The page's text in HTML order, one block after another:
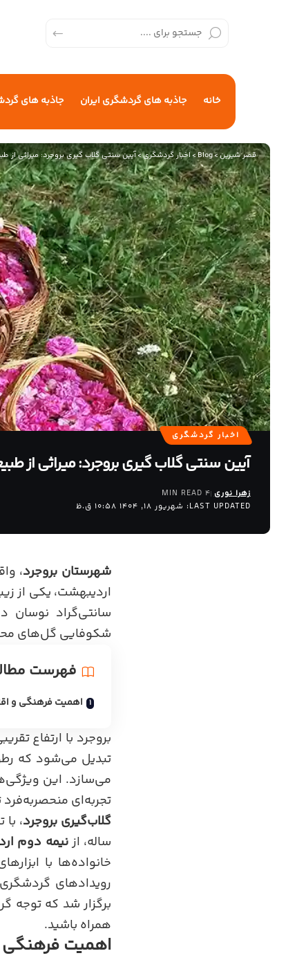
خانه جاذبه های گردشگری ایران جاذبه های
قصر شیرین>
Blog
>اخبار گردشگری>آیین سنتی گلاب گیری بروجرد: میراثی از
اخبار گردشگری
آیین سنتی گلاب گیری بروجرد: میراثی از
LAST UPDATED: شهریور 18, 1404 10:58 ق.ظ
زهرا نوری 4 MIN READ
شهرستان بروجرد،
سانتی‌گراد نوسان
شکوفایی گل‌های
فهرست
اهمیت فرهنگی و
تبدیل می‌شود که
می‌سازد. این
تجربه‌ای
گلاب‌گیری بروجرد،
ساله، ازنیمه دوم
خانواده‌ها با
رویدادهای گردشگری ملی
برگزار شد که توجه
همراه باشید.
اهمیت فرهنگی